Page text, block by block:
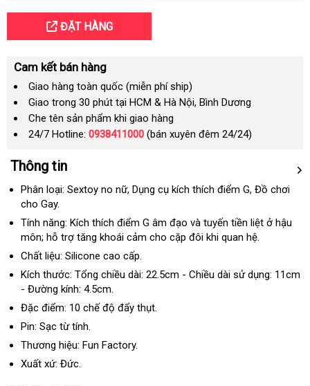
ĐẶT HÀNG
Cam kết bán hàng
Giao hàng toàn quốc (miễn phí ship)
Giao trong 30 phút tại HCM & Hà Nội, Bình Dương
Che tên sản phẩm khi giao hàng
24/7 Hotline: 0938411000 (bán xuyên đêm 24/24)
Thông tin
Phân loại: Sextoy no nữfacebook
, Dụng cụ kích thích điểm Gxưởng
, Đồ chơi
cho Gay.
Tính năng: Kích thích điểm G âm đạo ở
đâu
và tuyến tiền liệt ở hậu
môn; hỗ trợ tăng khoái cảm cho cặp đôi khi quan hệ.
Chất liệu: Silicone cao cấp.
Kích thước: Tổng chiều dài: 22.5cm - Chiều dài sử dụng: 11cm
- Đường kính: 4.5cm.
Đặc điểm: 10 chế độ đẩy thụt.
Pin: Sạc từ tính.
Thương hiệu: Fun Factory.
Xuất xứ: Đức.